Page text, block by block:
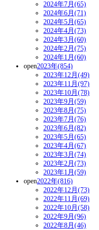
2024年7月(65)
2024年6月(71)
2024年5月(65)
2024年4月(73)
2024年3月(60)
2024年2月(75)
2024年1月(60)
open2023年(854)
2023年12月(49)
2023年11月(97)
2023年10月(78)
2023年9月(59)
2023年8月(75)
2023年7月(76)
2023年6月(82)
2023年5月(65)
2023年4月(67)
2023年3月(74)
2023年2月(73)
2023年1月(59)
open2022年(816)
2022年12月(73)
2022年11月(69)
2022年10月(58)
2022年9月(96)
2022年8月(46)